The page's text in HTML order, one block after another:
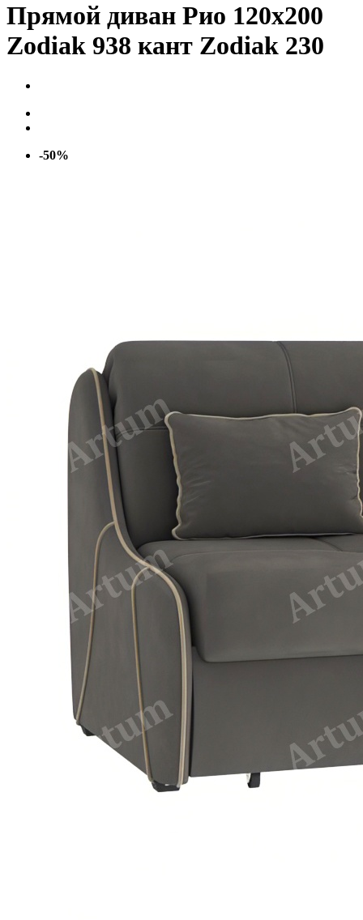
Прямой диван Рио 120х200
Zodiak 938 кант Zodiak 230
-50%